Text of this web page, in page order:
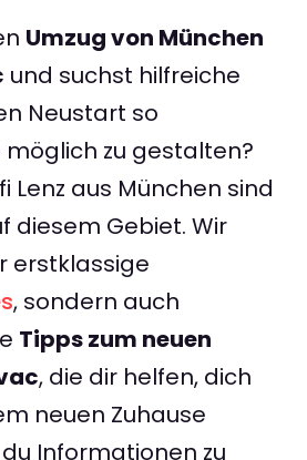
Umzug von München
und suchst hilfreiche
Neustart so
zu gestalten?
Lenz aus München sind
diesem Gebiet. Wir
erstklassige
, sondern auch
Tipps zum neuen
, die dir helfen, dich
neuen Zuhause
Informationen zu